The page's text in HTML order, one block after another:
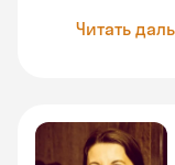
Читать